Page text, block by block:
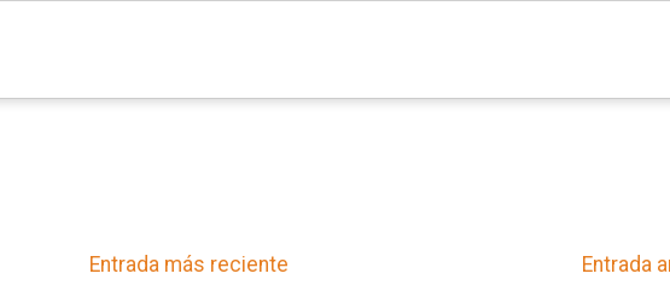
Entrada más reciente Entrada